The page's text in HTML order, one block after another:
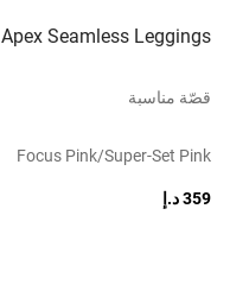
Apex Seamless Leggings
قصّة مناسبة
Focus Pink/super-Set Pink
359 د.إ